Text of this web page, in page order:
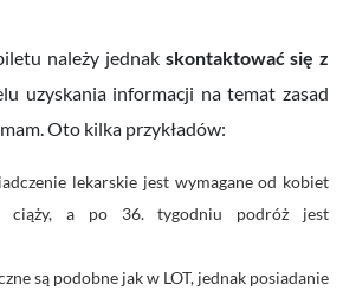
należy jednak skontaktować się z
uzyskania informacji na temat zasad
Oto kilka przykładów:
lekarskie jest wymagane od kobiet
ciąży, a po 36. tygodniu podróż jest
są podobne jak w LOT, jednak posiadanie